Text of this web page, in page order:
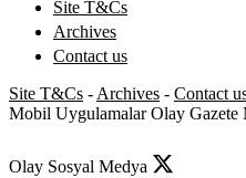
Site T&Cs
Archives
Contact us
Site T&Cs - Archives - Contact
Mobil Uygulamalar Olay Gazete
Olay Sosyal Medya